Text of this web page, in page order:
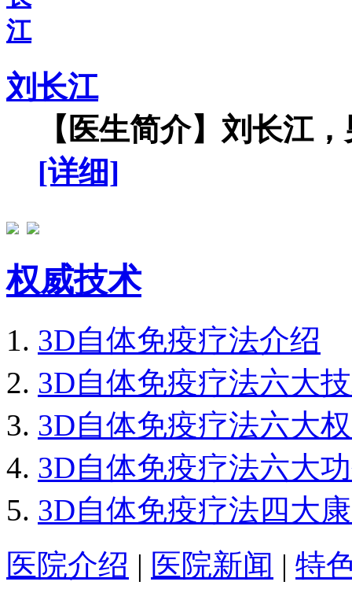
刘长江
【医生简介】刘长江
[详细]
权威技术
3D自体免疫疗法介绍
3D自体免疫疗法六大
3D自体免疫疗法六大
3D自体免疫疗法六大
3D自体免疫疗法四大
医院介绍 | 医院新闻 | 特